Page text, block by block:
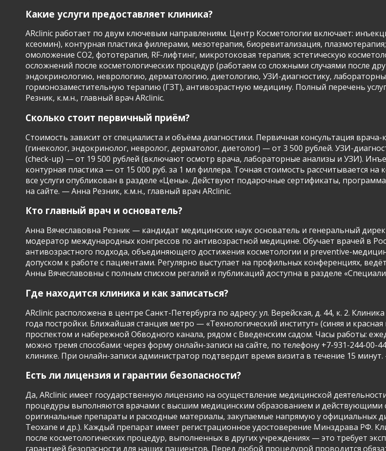
Какие услуги предоставляет клиника?
ARclinic работает по двум ключевым направлениям. Центр Косметологии включает:
ксеомин), контурная пластика филлерами, мезотерапия, биоревитализация,
омоложение CO2, фототерапия, RF-лифтинг, микротоковая терапия; эстетическую
осложнений после косметологических процедур (работаем со сложными случаями после
эндокринологию, неврологию, дерматологию, диетологию, УЗИ-диагностику,
гормонозаместительную терапию (ГЗТ), антивозрастную медицину. Полный перечень
Резник, к.м.н., главный врач ARclinic.
Сколько стоит первичный приём?
Стоимость зависит от специалиста и объёма диагностики. Первичная консультация
(гинеколог, эндокринолог, невролог, дерматолог, диетолог) — от 3 500 рублей. УЗИ-
(check-up) — от 19 500 рублей (включают осмотр врача, лабораторные анализы и УЗИ).
контурная пластика — от 15 000 руб. за 1 мл филлера. Точная стоимость рассчитывается
все услуги опубликован в разделе «Цены». Действуют подарочные сертификаты,
на сайте. — Анна Резник, к.м.н., главный врач ARclinic.
Кто главный врач и основатель?
Анна Вячеславовна Резник — кандидат медицинских наук основатель и генеральный
модератор международных конгрессов по антивозрастной медицине. Обучает врачей в
антивозрастного подхода, объединяющего достижения косметологии и preventive-
допуском к работе с пациентами. Регулярно выступает на профильных конференциях,
Анны Вячеславовны с полным списком регалий и публикаций доступна в разделе
Где находится клиника и как записаться?
ARclinic расположена в центре Санкт-Петербурга по адресу: ул. Верейская, д. 44, к. 2.
года постройки. Ближайшая станция метро — «Технологический институт» (синяя и
проспектом и набережной Обводного канала, рядом с Введенским садом. Часы работы:
можно тремя способами: через форму онлайн-записи на сайте, по телефону +7-931-244-00-
клинике. При онлайн-записи администратор подтвердит время визита в течение 15
Есть ли лицензия и гарантии безопасности?
Да, ARclinic имеет государственную лицензию на осуществление медицинской
процедуры выполняются врачами с высшим медицинским образованием и действующими
оригинальные препараты и расходные материалы, закупаемые напрямую у официальных
Teoxane и др.). Каждый препарат имеет регистрационное удостоверение Минздрава РФ.
после косметологических процедур, выполненных в других учреждениях — это требует
гарантией безопасности для наших пациентов. Перед любой процедурой проводится